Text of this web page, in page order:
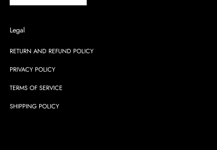
Legal
RETURN AND REFUND POLICY
PRIVACY POLICY
TERMS OF SERVICE
SHIPPING POLICY